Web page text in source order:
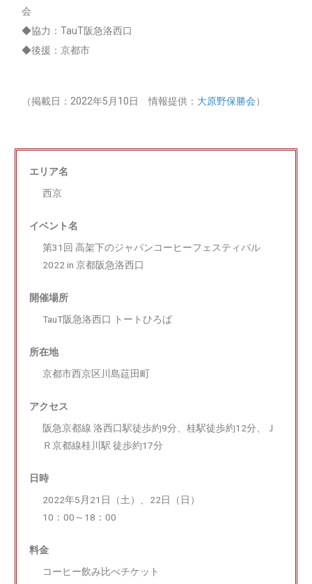
会
◆協力：TauT阪急洛西口
◆後援：京都市
（掲載日：2022年5月10日 情報提供： 大原野保勝会）
エリア名
西京
イベント名
第31回 高架下のジャパンコーヒーフェスティバル
2022 in 京都阪急洛西口
開催場所
TauT阪急洛西口 トートひろば
所在地
京都市西京区川島莚田町
アクセス
阪急京都線 洛西口駅徒歩約9分、桂駅徒歩約12分、Ｊ
Ｒ京都線桂川駅 徒歩約17分
日時
2022年5月21日（土）、22日（日）
10：00～18：00
料金
コーヒー飲み比べチケット